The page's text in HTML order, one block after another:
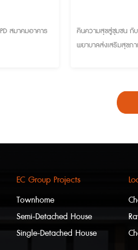
สมาคมอาคาร
คืนความสุขสู่ชุมชน
พยาบาลส่งเสริมสุขภ
EC Group Projects
Townhome
Semi-Detached House
Single-Detached House